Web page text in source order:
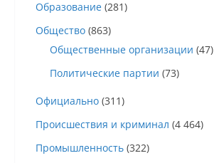
Образование (281)
Общество (863)
Общественные организации (47)
Политические партии (73)
Официально (311)
Происшествия и криминал (4 464)
Промышленность (322)